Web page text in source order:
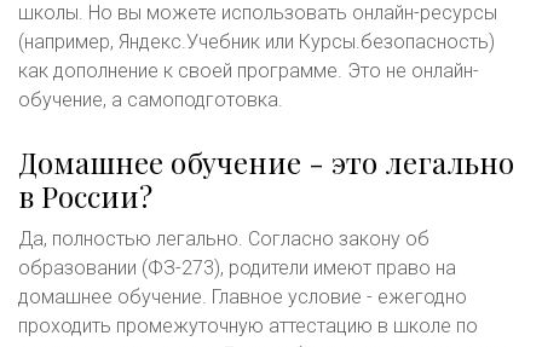
школы. Но вы можете использовать онлайн-ресурсы
(например, Яндекс.Учебник или Курсы.безопасность)
как дополнение к своей программе. Это не онлайн-
обучение, а самоподготовка.
Домашнее обучение - это легально
в России?
Да, полностью легально. Согласно закону об
образовании (ФЗ-273), родители имеют право на
домашнее обучение. Главное условие - ежегодно
проходить промежуточную аттестацию в школе по